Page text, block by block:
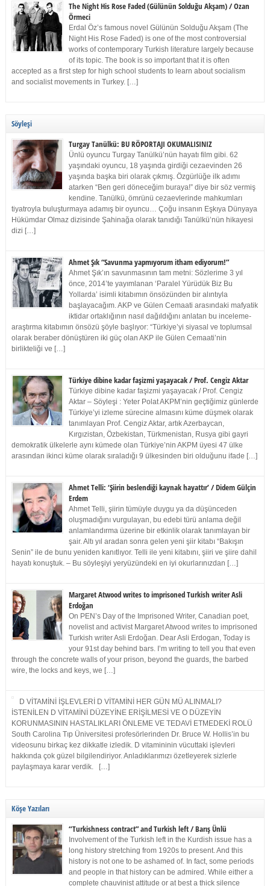
The Night His Rose Faded (Gülünün Solduğu Akşam) / Ozan
Örmeci
Erdal Öz’s famous novel Gülünün Solduğu Akşam (The
Night His Rose Faded) is one of the most controversial
works of contemporary Turkish literature largely because
of its topic. The book is so important that it is often
accepted as a first step for high school students to learn about socialism
and socialist movements in Turkey. […]
Söyleşi
Turgay Tanülkü: BU RÖPORTAJI OKUMALISINIZ
Ünlü oyuncu Turgay Tanülkü’nün hayatı film gibi. 62
yaşındaki oyuncu, 18 yaşında girdiği cezaevinden 26
yaşında başka biri olarak çıkmış. Özgürlüğe ilk adımı
atarken “Ben geri döneceğim buraya!” diye bir söz vermiş
kendine. Tanülkü, ömrünü cezaevlerinde mahkumları
tiyatroyla buluşturmaya adamış bir oyuncu… Çoğu insanın Eşkıya Dünyaya
Hükümdar Olmaz dizisinde Şahinağa olarak tanıdığı Tanülkü’nün hikayesi
dizi […]
Ahmet Şık “Savunma yapmıyorum itham ediyorum!”
Ahmet Şık’ın savunmasının tam metni: Sözlerime 3 yıl
önce, 2014’te yayımlanan ‘Paralel Yürüdük Biz Bu
Yollarda’ isimli kitabımın önsözünden bir alıntıyla
başlayacağım. AKP ve Gülen Cemaati arasındaki mafyatik
iktidar ortaklığının nasıl dağıldığını anlatan bu inceleme-
araştırma kitabımın önsözü şöyle başlıyor: “Türkiye’yi siyasal ve toplumsal
olarak beraber dönüştüren iki güç olan AKP ile Gülen Cemaati’nin
birlikteliği ve […]
Türkiye dibine kadar faşizmi yaşayacak / Prof. Cengiz Aktar
Türkiye dibine kadar faşizmi yaşayacak / Prof. Cengiz
Aktar – Söyleşi : Yeter Polat AKPM’nin geçtiğimiz günlerde
Türkiye’yi izleme sürecine almasını küme düşmek olarak
tanımlayan Prof. Cengiz Aktar, artık Azerbaycan,
Kırgızistan, Özbekistan, Türkmenistan, Rusya gibi gayri
demokratik ülkelerle aynı kümede olan Türkiye’nin AKPM üyesi 47 ülke
arasından ikinci küme olarak sıraladığı 9 ülkesinden biri olduğunu ifade […]
Ahmet Telli: ‘Şiirin beslendiği kaynak hayattır’ / Didem Gülçin
Erdem
Ahmet Telli, şiirin tümüyle duygu ya da düşünceden
oluşmadığını vurgulayan, bu edebi türü anlama değil
anlamlandırma üzerine bir etkinlik olarak tanımlayan bir
şair. Altı yıl aradan sonra gelen yeni şiir kitabı “Bakışın
Senin” ile de bunu yeniden kanıtlıyor. Telli ile yeni kitabını, şiiri ve şiire dahil
hayatı konuştuk. – Bu söyleşiyi yeryüzündeki en iyi okurlarınızdan […]
Margaret Atwood writes to imprisoned Turkish writer Asli
Erdoğan
On PEN’s Day of the Imprisoned Writer, Canadian poet,
novelist and activist Margaret Atwood writes to imprisoned
Turkish writer Asli Erdoğan. Dear Asli Erdogan, Today is
your 91st day behind bars. I’m writing to tell you that even
through the concrete walls of your prison, beyond the guards, the barbed
wire, the locks and keys, we […]
D VİTAMİNİ İŞLEVLERİ D VİTAMİNİ HER GÜN MÜ ALINMALI?
İSTENİLEN D VİTAMİNİ DÜZEYİNE ERİŞİLMESİ VE O DÜZEYİN
KORUNMASININ HASTALIKLARI ÖNLEME VE TEDAVİ ETMEDEKİ ROLÜ
South Carolina Tıp Üniversitesi profesörlerinden Dr. Bruce W. Hollis’in bu
videosunu birkaç kez dikkatle izledik. D vitamininin vücuttaki işlevleri
hakkında çok güzel bilgilendiriyor. Anladıklarımızı özetleyerek sizlerle
paylaşmaya karar verdik. […]
Köşe Yazıları
“Turkishness contract” and Turkish left / Barış Ünlü
Involvement of the Turkish left in the Kurdish issue has a
long history stretching from 1920s to present. And this
history is not one to be ashamed of. In fact, some periods
and people in that history can be admired. While either a
complete chauvinist attitude or at best a thick silence